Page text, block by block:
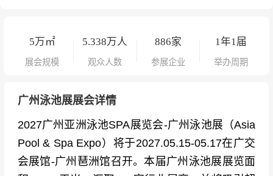
5万㎡
展会规模
5.338万人
观众人数
886家
参展企业
1年1届
举办周期
广州泳池展展会详情
2027广州亚洲泳池SPA展览会-广州泳池展（Asia
Pool & Spa Expo）将于2027.05.15-05.17在广交
会展馆-广州琶洲馆召开。本届广州泳池展展览面